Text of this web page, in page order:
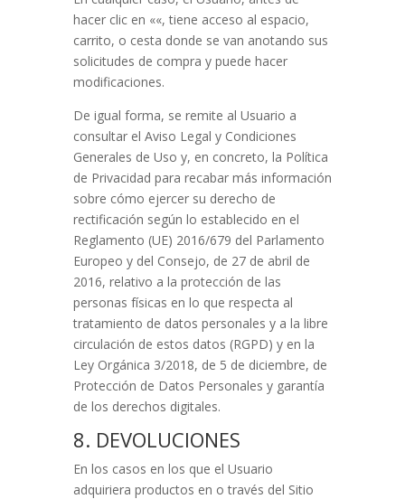
hacer clic en ««, tiene acceso al espacio,
carrito, o cesta donde se van anotando sus
solicitudes de compra y puede hacer
modificaciones.
De igual forma, se remite al Usuario a
consultar el Aviso Legal y Condiciones
Generales de Uso y, en concreto, la Política
de Privacidad para recabar más información
sobre cómo ejercer su derecho de
rectificación según lo establecido en el
Reglamento (UE) 2016/679 del Parlamento
Europeo y del Consejo, de 27 de abril de
2016, relativo a la protección de las
personas físicas en lo que respecta al
tratamiento de datos personales y a la libre
circulación de estos datos (RGPD) y en la
Ley Orgánica 3/2018, de 5 de diciembre, de
Protección de Datos Personales y garantía
de los derechos digitales.
8. DEVOLUCIONES
En los casos en los que el Usuario
adquiriera productos en o través del Sitio